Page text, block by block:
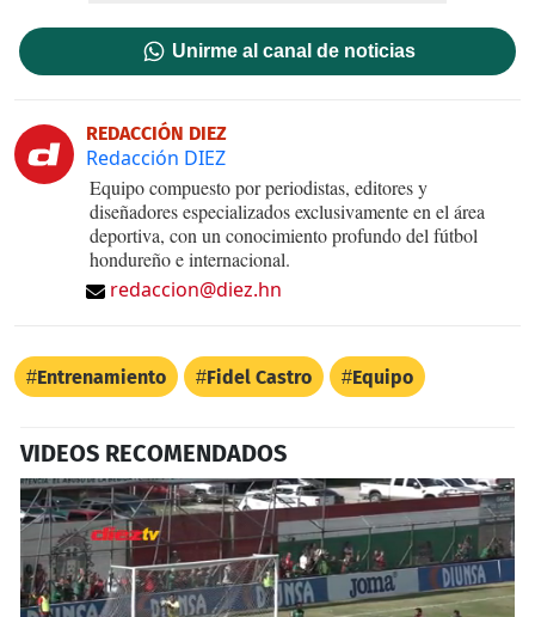
Unirme al canal de noticias
REDACCIÓN DIEZ
Redacción DIEZ
Equipo compuesto por periodistas, editores y
diseñadores especializados exclusivamente en el área
deportiva, con un conocimiento profundo del fútbol
hondureño e internacional.
redaccion@diez.hn
Entrenamiento Fidel Castro Equipo
VIDEOS RECOMENDADOS